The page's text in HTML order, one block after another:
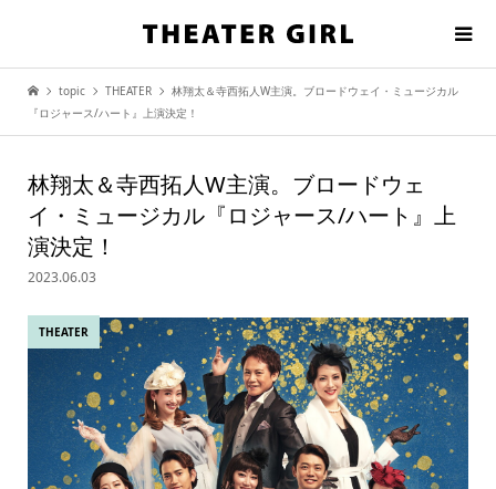
topic THEATER
林翔太＆寺西拓人W主演。ブロードウェイ・ミュージカル
『ロジャース/ハート』上演決定！
林翔太＆寺西拓人W主演。ブロードウェ
イ・ミュージカル『ロジャース/ハート』上
演決定！
2023.06.03
THEATER